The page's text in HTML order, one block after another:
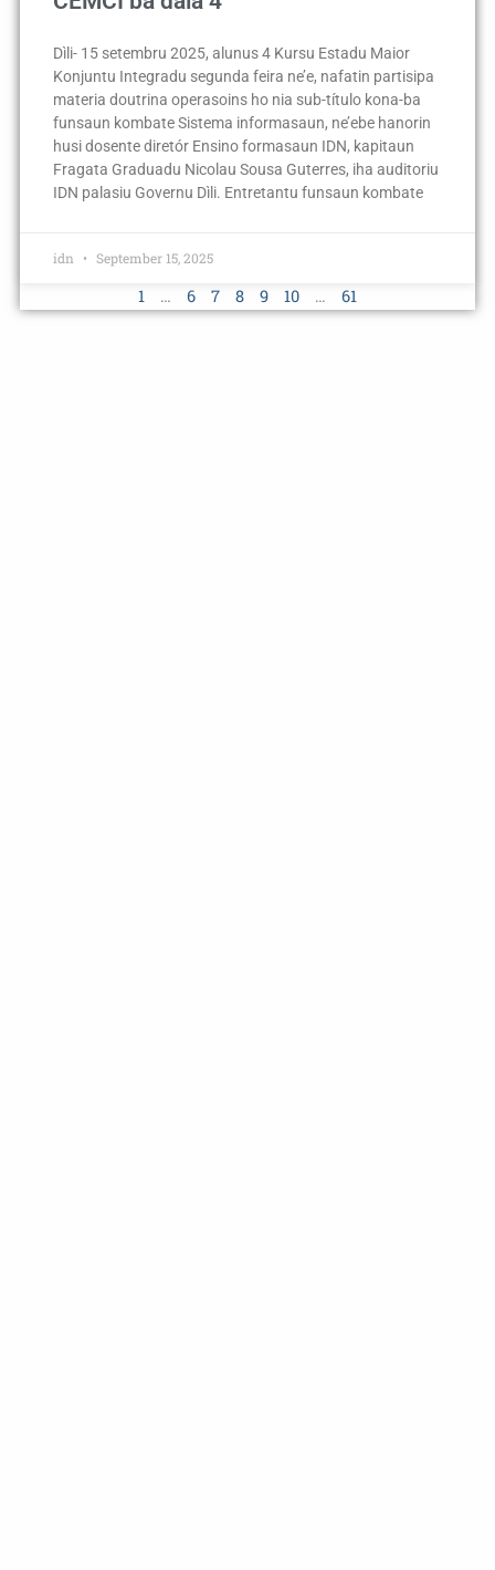
Dìli- 15 setembru 2025, alunus 4 Kursu Estadu Maior
Konjuntu Integradu segunda feira ne’e, nafatin partisipa
materia doutrina operasoins ho nia sub-título kona-ba
funsaun kombate Sistema informasaun, ne’ebe hanorin
husi dosente diretór Ensino formasaun IDN, kapitaun
Fragata Graduadu Nicolau Sousa Guterres, iha auditoriu
IDN palasiu Governu Dìli. Entretantu funsaun kombate
idn September 15, 2025
1 … 6 7 8 9 10 … 61